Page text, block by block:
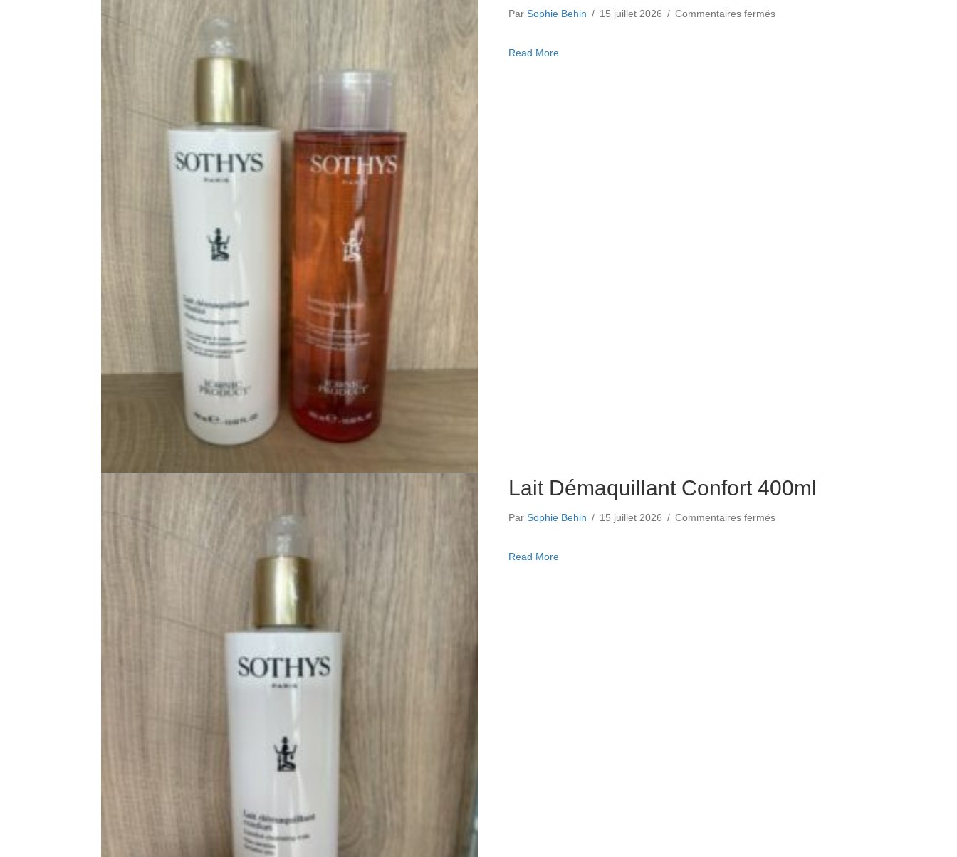
ParSophie Behin / 15 juillet 2026 / Commentaires ferméssur
Read Moreabout Lait Démaquillant Vitalité 400ml
Lait Démaquillant Confort 400ml
ParSophie Behin / 15 juillet 2026 / Commentaires ferméssur
Read Moreabout Lait Démaquillant Confort 400ml